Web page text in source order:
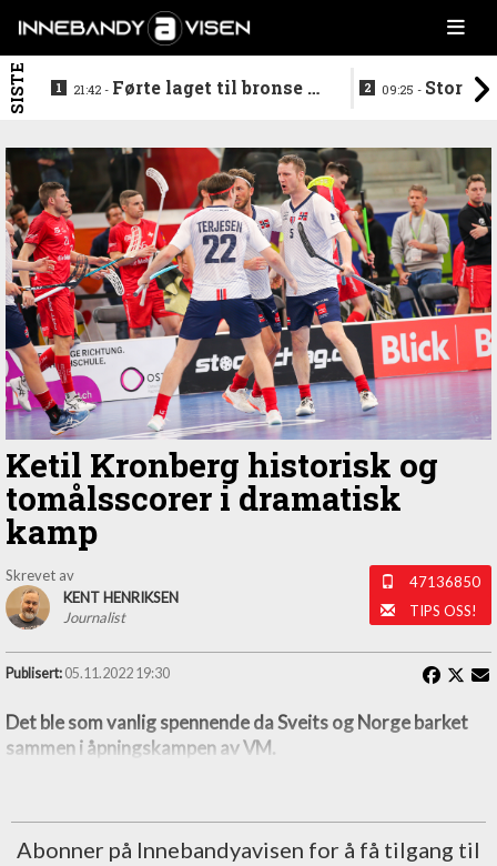
SISTE 21:42 - Førte laget til bronse -
09:25 -
Ketil Kronberg historisk og
tomålsscorer i dramatisk
kamp
Skrevet av
KENT HENRIKSEN
Journalist
47136850
TIPS OSS!
Publisert: 05.11.2022 19:30
Det ble som vanlig spennende da Sveits og Norge barket
sammen i åpningskampen av VM.
Abonner på Innebandyavisen for å få tilgang til